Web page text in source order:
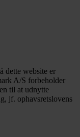
dette website er
A/S forbeholder
til at udnytte
jf. ophavsretslovens